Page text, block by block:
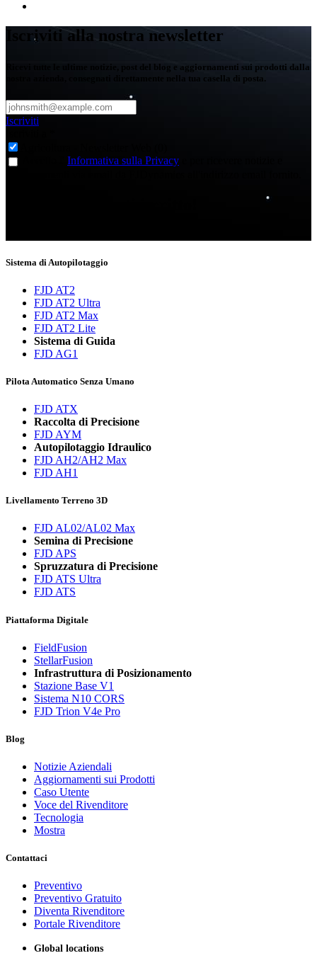
Iscriviti alla nostra newsletter
Ricevi tutte le ultime notizie, post del blog e aggiornamenti sui prodotti dalla
nostra azienda, consegnati direttamente nella tua casella di posta.
Iscriviti
Informativa sulla Privacy
Sistema di Autopilotaggio
FJD AT2
FJD AT2 Ultra
FJD AT2 Max
FJD AT2 Lite
Sistema di Guida
FJD AG1
Pilota Automatico Senza Umano
FJD ATX
Raccolta di Precisione
FJD AYM
Autopilotaggio Idraulico
FJD AH2/AH2 Max
FJD AH1
Livellamento Terreno 3D
FJD AL02/AL02 Max
Semina di Precisione
FJD APS
Spruzzatura di Precisione
FJD ATS Ultra
FJD ATS
Piattaforma Digitale
FieldFusion
StellarFusion
Infrastruttura di Posizionamento
Stazione Base V1
Sistema N10 CORS
FJD Trion V4e Pro
Blog
Notizie Aziendali
Aggiornamenti sui Prodotti
Caso Utente
Voce del Rivenditore
Tecnologia
Mostra
Contattaci
Preventivo
Preventivo Gratuito
Diventa Rivenditore
Portale Rivenditore
Global locations